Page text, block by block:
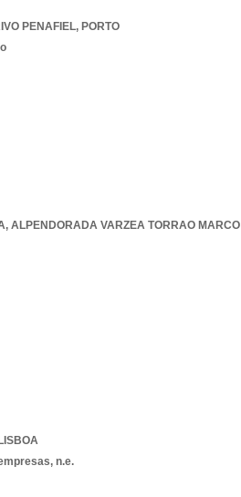
PENAFIEL, PORTO
, ALPENDORADA VARZEA TORRAO MARCO
LISBOA
n.e.